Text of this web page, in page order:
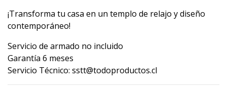
¡Transforma tu casa en un templo de relajo y diseño
contemporáneo!
Servicio de armado no incluido
Garantía 6 meses
Servicio Técnico: sstt@todoproductos.cl